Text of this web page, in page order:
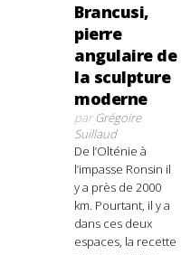
Brancusi,
pierre
angulaire de
la sculpture
moderne
parGrégoire
Suillaud
De l’Olténie à
l’impasse Ronsin il
y a près de 2000
km. Pourtant, il y a
dans ces deux
espaces, la recette